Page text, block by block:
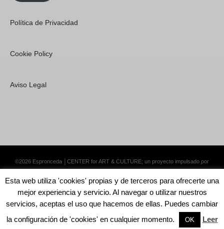
Política de Privacidad
Cookie Policy
Aviso Legal
©2026 Espronceda │CENTER for ART & CULTURE; un proyecto impulsado por
Esta web utiliza 'cookies' propias y de terceros para ofrecerte una
mejor experiencia y servicio. Al navegar o utilizar nuestros
servicios, aceptas el uso que hacemos de ellas. Puedes cambiar
la configuración de 'cookies' en cualquier momento.
OK Leer
English Català Español